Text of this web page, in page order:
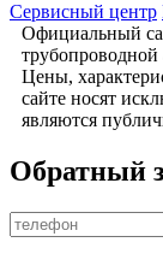
Сервисный центр
Официальный
Цены,
сайте носят
являются
Обратный